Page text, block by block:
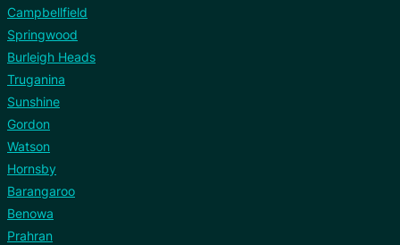
Campbellfield
Springwood
Burleigh Heads
Truganina
Sunshine
Gordon
Watson
Hornsby
Barangaroo
Benowa
Prahran